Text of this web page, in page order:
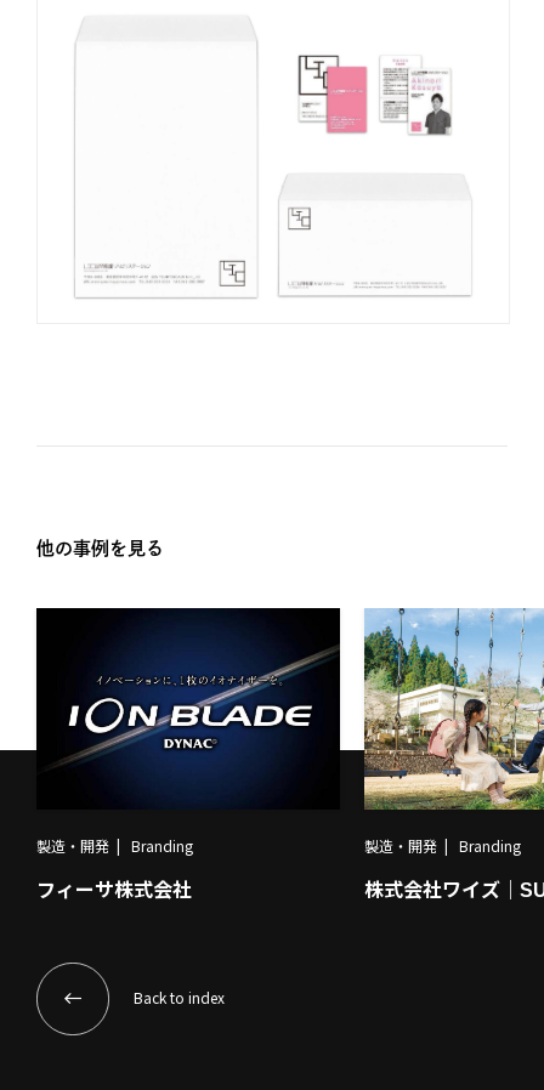
他の事例を見る
製造・開発 Branding
フィーサ株式会社
製造・開発 Branding
株式会社ワイズ｜
Back to index